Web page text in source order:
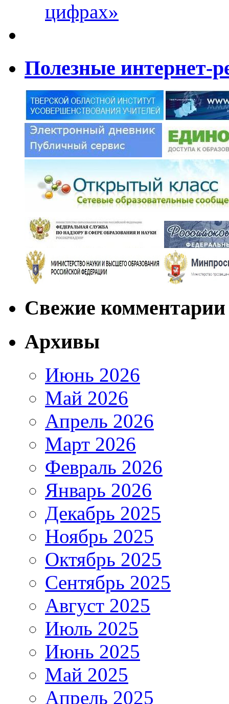
цифрах»
Полезные интернет-
Свежие комментарии
Архивы
Июнь 2026
Май 2026
Апрель 2026
Март 2026
Февраль 2026
Январь 2026
Декабрь 2025
Ноябрь 2025
Октябрь 2025
Сентябрь 2025
Август 2025
Июль 2025
Июнь 2025
Май 2025
Апрель 2025